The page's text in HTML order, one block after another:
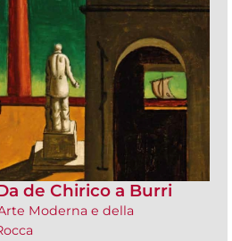
de Chirico a Burri
Moderna e della